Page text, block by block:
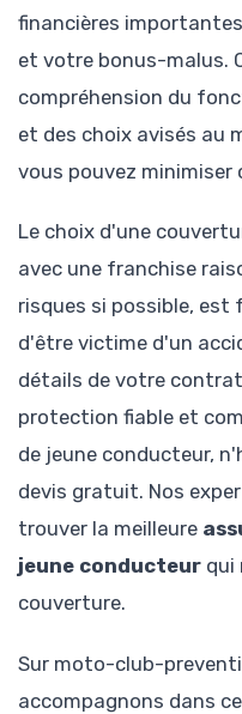
financières
et votre bonus-malus.
compréhension du
et des choix avisés au
vous pouvez minimiser
Le choix d'une
avec une franchise
risques si possible,
d'être victime d'un
détails de votre
protection fiable et
de jeune conducteur,
devis gratuit. Nos
trouver la meilleure
jeune conducteur qui
couverture.
Sur moto-club-
accompagnons dans